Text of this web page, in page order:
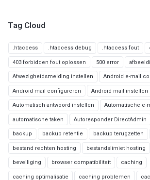
Tag Cloud
.htaccess .htaccess debug .htaccess fout
403 forbidden fout oplossen 500 error
Afwezigheidsmelding instellen Android e-mail
Android mail configureren Android mail
Automatisch antwoord instellen Automatische e-
automatische taken Autoresponder DirectAdmin
backup backup retentie backup terugzetten
bestand rechten hosting bestandslimiet hosting
beveiliging browser compatibiliteit caching
caching optimalisatie caching problemen